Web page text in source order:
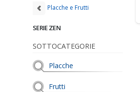
Placche e Frutti
SERIE ZEN
SOTTOCATEGORIE
Placche
Frutti